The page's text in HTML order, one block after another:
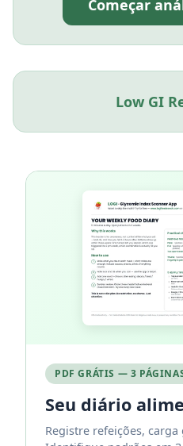
Começar
Low GI
PDF GRÁTIS — 3
Seu diário
Registre refeições,